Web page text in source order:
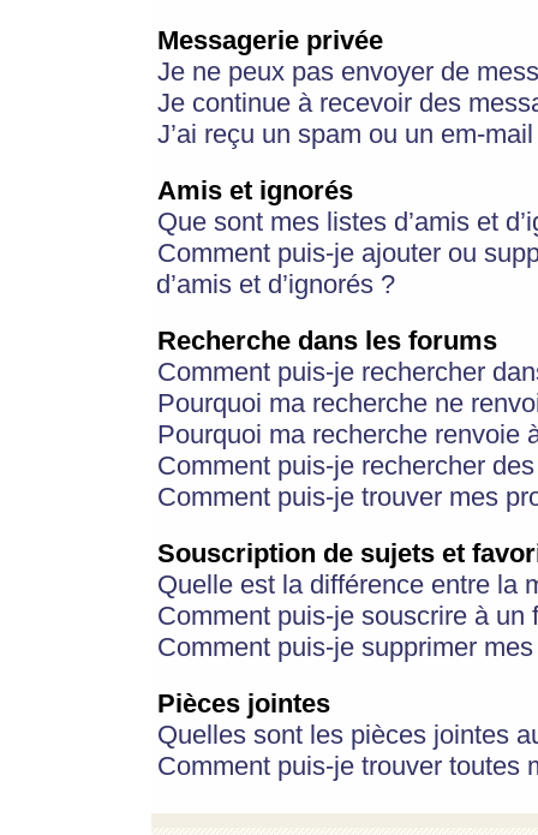
Messagerie privée
Je ne peux pas envoyer de
Je continue à recevoir des
J’ai reçu un spam ou un em-
Amis et ignorés
Que sont mes listes d’amis et
Comment puis-je ajouter ou
d’amis et d’ignorés ?
Recherche dans les forums
Comment puis-je rechercher
Pourquoi ma recherche ne
Pourquoi ma recherche renvoie
Comment puis-je rechercher
Comment puis-je trouver mes
Souscription de sujets et
Quelle est la différence entre la
Comment puis-je souscrire à
Comment puis-je supprimer
Pièces jointes
Quelles sont les pièces jointes
Comment puis-je trouver toutes